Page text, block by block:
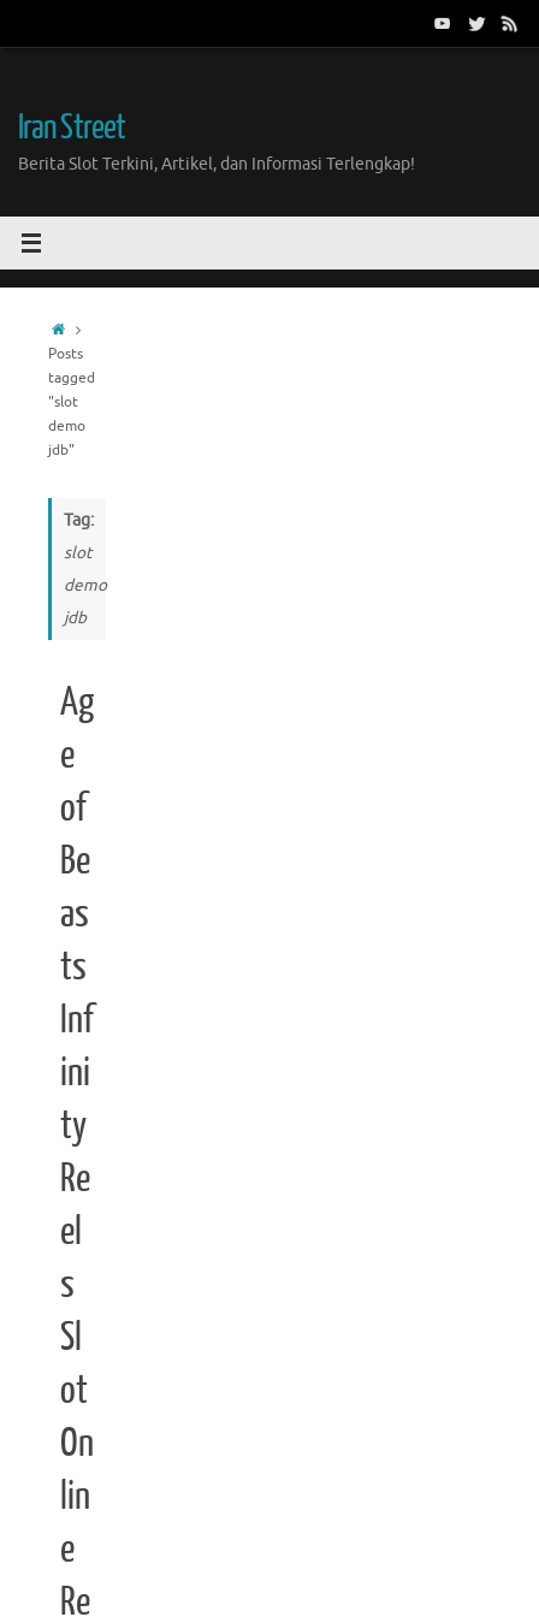
Iran Street
Berita Slot Terkini, Artikel, dan Informasi Terlengkap!
Home
Posts
tagged
"slot
demo
jdb"
Tag:
slot
demo
jdb
Ag
e
of
Be
as
ts
Inf
ini
ty
Re
el
s
Sl
ot
On
lin
e
Re